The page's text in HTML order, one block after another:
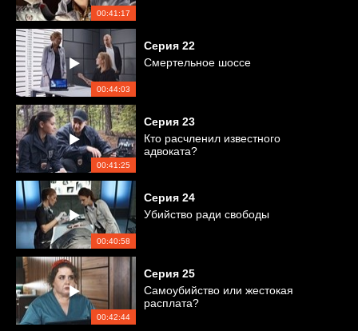
00:41:17
00:44:03
Серия 22
Смертельное шоссе
00:41:25
Серия 23
Кто расчленил известного
адвоката?
00:40:58
Серия 24
Убийство ради свободы
00:42:44
Серия 25
Самоубийство или жестокая
расплата?